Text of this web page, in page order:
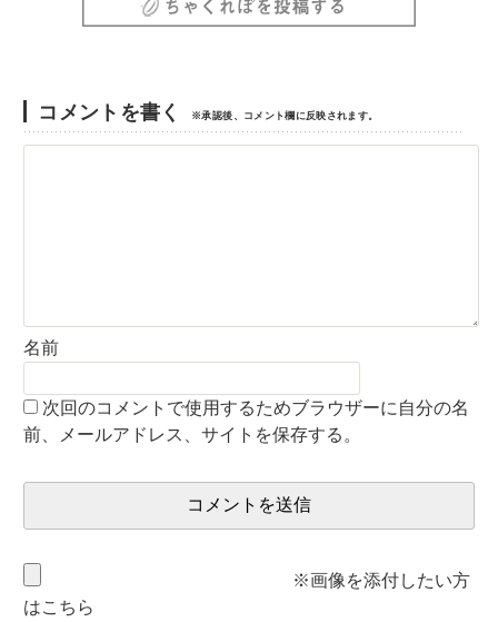
コメントを書く ※承認後、コメント欄に反映されます。
名前
次回のコメントで使用するためブラウザーに自分の名
前、メールアドレス、サイトを保存する。
※画像を添付したい方
はこちら